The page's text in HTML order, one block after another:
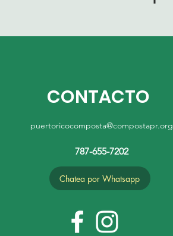
CONTACTO
puertoricocomposta@compostapr.org
787-655-7202
Chatea por Whatsapp